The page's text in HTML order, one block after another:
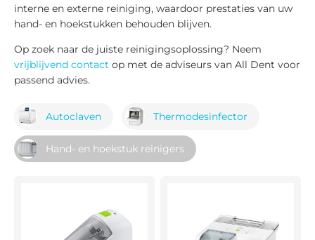
interne en externe reiniging, waardoor prestaties van uw
hand- en hoekstukken behouden blijven.
Op zoek naar de juiste reinigingsoplossing? Neem
vrijblijvend contact op met de adviseurs van All Dent voor
passend advies.
Autoclaven Thermodesinfector
Hand- en hoekstuk reinigers